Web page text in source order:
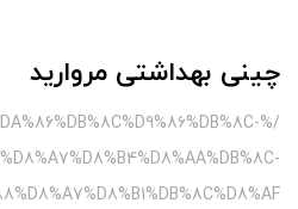
چینی بهداشتی مروارید
/%DA%86%DB%8C%D9%86%DB%8C-